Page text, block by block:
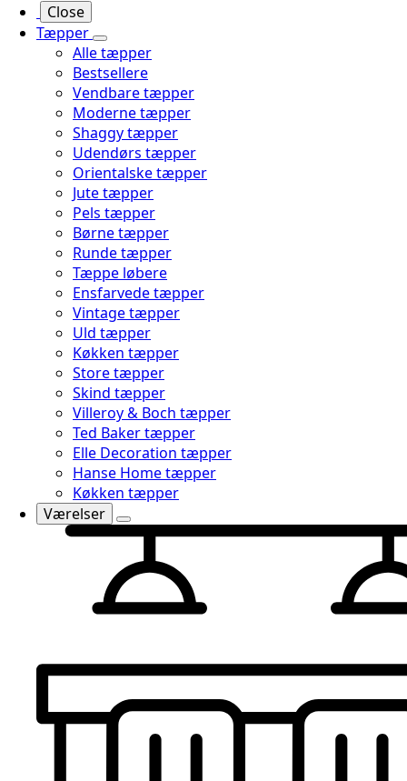
Close
Tæpper
Alle tæpper
Bestsellere
Vendbare tæpper
Moderne tæpper
Shaggy tæpper
Udendørs tæpper
Orientalske tæpper
Jute tæpper
Pels tæpper
Børne tæpper
Runde tæpper
Tæppe løbere
Ensfarvede tæpper
Vintage tæpper
Uld tæpper
Køkken tæpper
Store tæpper
Skind tæpper
Villeroy & Boch tæpper
Ted Baker tæpper
Elle Decoration tæpper
Hanse Home tæpper
Køkken tæpper
Værelser